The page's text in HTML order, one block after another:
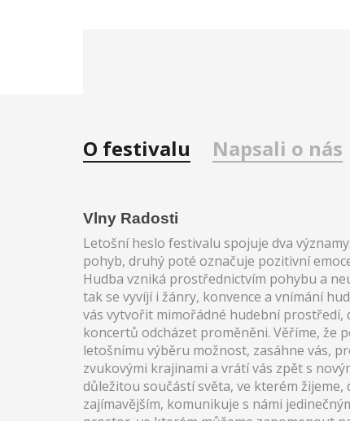
O festivalu Napsali o nás
Vlny Radosti
Letošní heslo festivalu spojuje dva
pohyb, druhý poté označuje pozitivní
Hudba vzniká prostřednictvím pohybu a
tak se vyvíjí i žánry, konvence a vnímání
vás vytvořit mimořádné hudební prostředí,
koncertů odcházet proměněni. Věříme, že
letošnímu výběru možnost, zasáhne vás,
zvukovými krajinami a vrátí vás zpět s
důležitou součástí světa, ve kterém
zajímavějším, komunikuje s námi